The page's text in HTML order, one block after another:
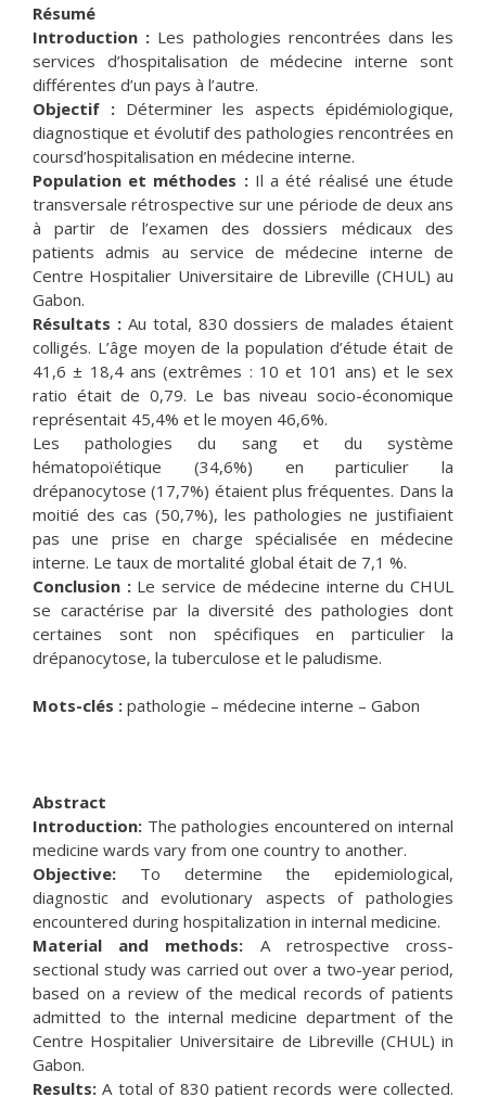
Résumé
Introduction : Les pathologies rencontrées dans les
services d’hospitalisation de médecine interne sont
différentes d’un pays à l’autre.
Objectif :Déterminer les aspects épidémiologique,
diagnostique et évolutif des pathologies rencontrées en
coursd’hospitalisation en médecine interne.
Population et méthodes :Il a été réalisé une étude
transversale rétrospective sur une période de deux ans
à partir de l’examen des dossiers médicaux des
patients admis au service de médecine interne de
Centre Hospitalier Universitaire de Libreville (CHUL) au
Gabon.
Résultats :Au total, 830 dossiers de malades étaient
colligés. L’âge moyen de la population d’étude était de
41,6 ± 18,4 ans (extrêmes : 10 et 101 ans) et le sex
ratio était de 0,79. Le bas niveau socio-économique
représentait 45,4% et le moyen 46,6%.
Les pathologies du sang et du système
hématopoïétique (34,6%) en particulier la
drépanocytose (17,7%) étaient plus fréquentes. Dans la
moitié des cas (50,7%), les pathologies ne justifiaient
pas une prise en charge spécialisée en médecine
interne. Le taux de mortalité global était de 7,1 %.
Conclusion :Le service de médecine interne du CHUL
se caractérise par la diversité des pathologies dont
certaines sont non spécifiques en particulier la
drépanocytose, la tuberculose et le paludisme.
Mots-clés : pathologie – médecine interne – Gabon
Abstract
Introduction: The pathologies encountered on internal
medicine wards vary from one country to another.
Objective: To determine the epidemiological,
diagnostic and evolutionary aspects of pathologies
encountered during hospitalization in internal medicine.
Material and methods: A retrospective cross-
sectional study was carried out over a two-year period,
based on a review of the medical records of patients
admitted to the internal medicine department of the
Centre Hospitalier Universitaire de Libreville (CHUL) in
Gabon.
Results: A total of 830 patient records were collected.